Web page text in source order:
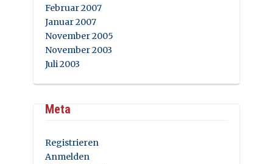
Februar 2007
Januar 2007
November 2005
November 2003
Juli 2003
Meta
Registrieren
Anmelden